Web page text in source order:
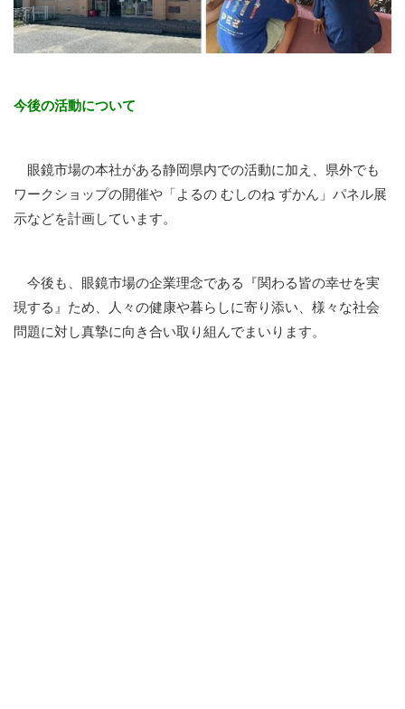
今後の活動について
眼鏡市場の本社がある静岡県内での活動に加え、県外でも
ワークショップの開催や「よるの むしのね ずかん」パネル展
示などを計画しています。
今後も、眼鏡市場の企業理念である『関わる皆の幸せを実
現する』ため、人々の健康や暮らしに寄り添い、様々な社会
問題に対し真摯に向き合い取り組んでまいります。